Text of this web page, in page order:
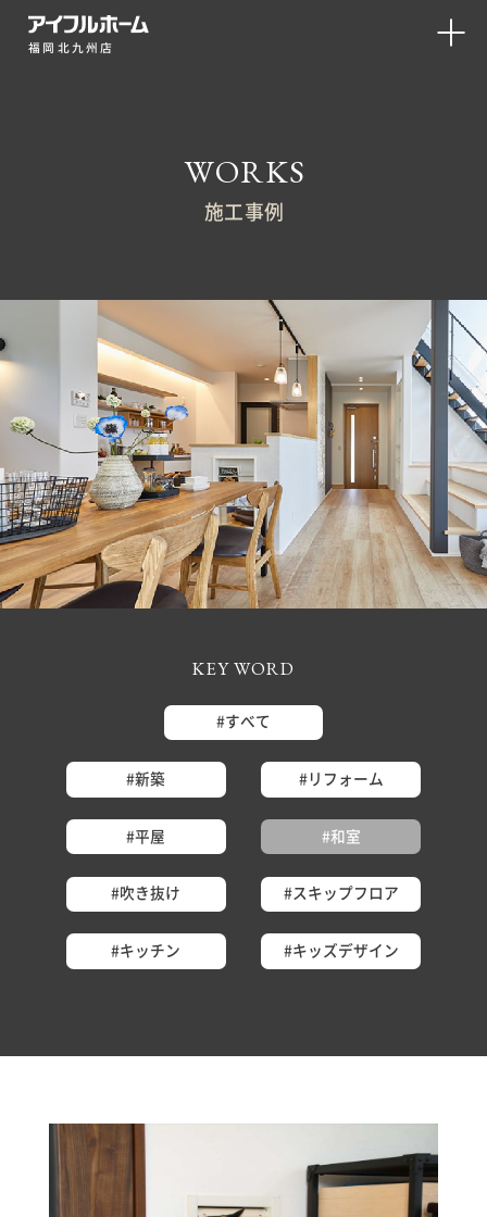
福岡北九州店
WORKS
施工事例
KEY WORD
#すべて
#新築 #リフォーム
#平屋 #和室
#吹き抜け #スキップフロア
#キッチン #キッズデザイン